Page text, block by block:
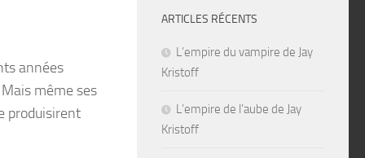
années
même ses
produisirent
ARTICLES RÉCENTS
L’empire du vampire de Jay
Kristoff
L’empire de l’aube de Jay
Kristoff